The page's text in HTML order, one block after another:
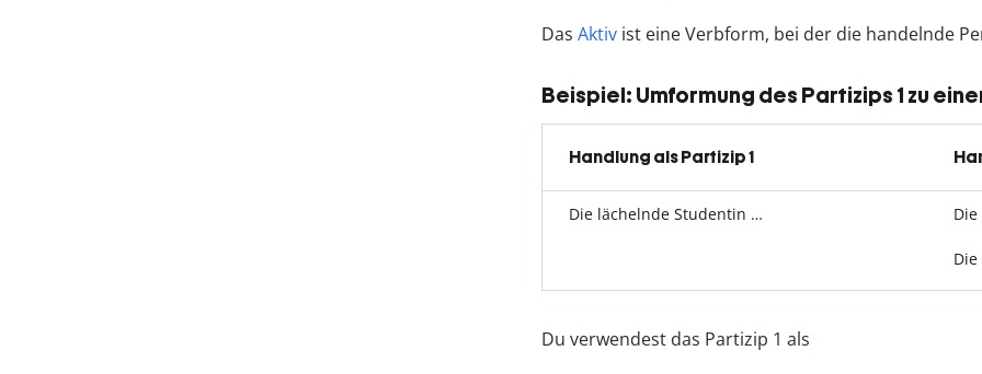
Das Aktiv ist eine Verbform, bei der die handelnde
Beispiel: Umformung des Partizips 1 zu
Handlung als Partizip 1
Die lächelnde Studentin …
Du verwendest das Partizip 1 als